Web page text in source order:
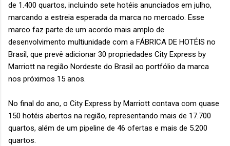
de 1.400 quartos, incluindo sete hotéis anunciados em julho,
marcando a estreia esperada da marca no mercado. Esse
marco faz parte de um acordo mais amplo de
desenvolvimento multiunidade com a FÁBRICA DE HOTÉIS no
Brasil, que prevê adicionar 30 propriedades City Express by
Marriott na região Nordeste do Brasil ao portfólio da marca
nos próximos 15 anos.
No final do ano, o City Express by Marriott contava com quase
150 hotéis abertos na região, representando mais de 17.700
quartos, além de um pipeline de 46 ofertas e mais de 5.200
quartos.